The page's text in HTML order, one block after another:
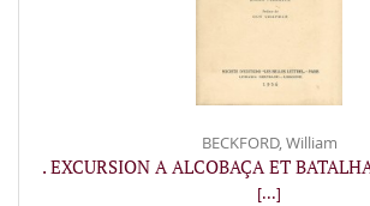
BECKFORD, William
. EXCURSION A ALCOBAÇA ET
[...]